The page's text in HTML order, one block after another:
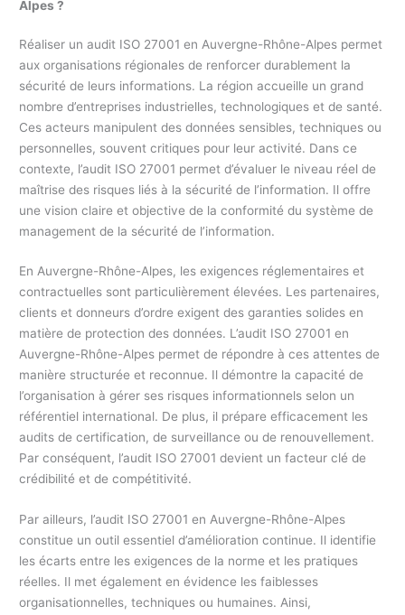
Alpes ?
Réaliser un audit ISO 27001 en Auvergne-Rhône-Alpes permet
aux organisations régionales de renforcer durablement la
sécurité de leurs informations. La région accueille un grand
nombre d’entreprises industrielles, technologiques et de santé.
Ces acteurs manipulent des données sensibles, techniques ou
personnelles, souvent critiques pour leur activité. Dans ce
contexte, l’audit ISO 27001 permet d’évaluer le niveau réel de
maîtrise des risques liés à la sécurité de l’information. Il offre
une vision claire et objective de la conformité du système de
management de la sécurité de l’information.
En Auvergne-Rhône-Alpes, les exigences réglementaires et
contractuelles sont particulièrement élevées. Les partenaires,
clients et donneurs d’ordre exigent des garanties solides en
matière de protection des données. L’audit ISO 27001 en
Auvergne-Rhône-Alpes permet de répondre à ces attentes de
manière structurée et reconnue. Il démontre la capacité de
l’organisation à gérer ses risques informationnels selon un
référentiel international. De plus, il prépare efficacement les
audits de certification, de surveillance ou de renouvellement.
Par conséquent, l’audit ISO 27001 devient un facteur clé de
crédibilité et de compétitivité.
Par ailleurs, l’audit ISO 27001 en Auvergne-Rhône-Alpes
constitue un outil essentiel d’amélioration continue. Il identifie
les écarts entre les exigences de la norme et les pratiques
réelles. Il met également en évidence les faiblesses
organisationnelles, techniques ou humaines. Ainsi,